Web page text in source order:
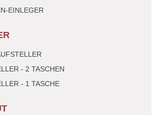
EINLEGER
- 2 TASCHEN
- 1 TASCHE